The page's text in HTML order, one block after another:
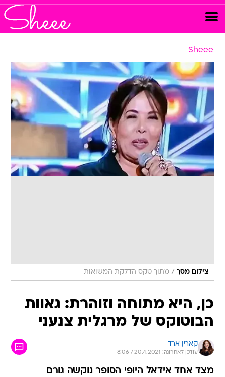
Sheee
צילום מסך / מתוך טקס הדלקת המשואות
כן, היא מתוחה וזוהרת: גאוות
הבוטוקס של מרגלית צנעני
קארין ארד
עודכן לאחרונה: 20.4.2021 / 8:06
מצד אחד אידאל היופי הסופר נוקשה גורם